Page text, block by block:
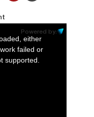
Powered by:
either
failed or
supported.